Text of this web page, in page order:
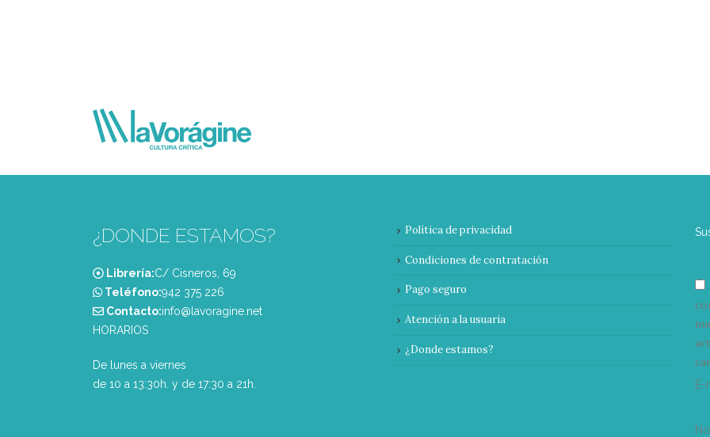
¿DONDE ESTAMOS?
Librería:C/ Cisneros, 69
Teléfono:‭942 375 226‬
Contacto:info@lavoragine.net
HORARIOS
De lunes a viernes
de 10 a 13:30h. y de 17:30 a 21h.
Política de privacidad
Condiciones de contratación
Pago seguro
Atención a la usuaria
¿Donde estamos?
E-